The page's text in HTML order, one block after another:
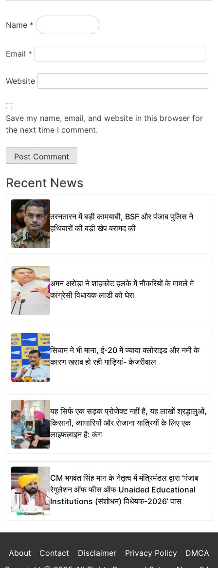
Name *
Email *
Website
Save my name, email, and website in this browser for
the next time I comment.
Recent News
तरनतारन में बड़ी कामयाबी, BSF और पंजाब पुलिस ने
हथियारों की बड़ी खेप बरामद की
अमन अरोड़ा ने शाहकोट हलके में नौकरियों के मामले में
कांग्रेसी विधायक लाडी को घेरा
सियाम ने भी माना, ई-20 में ज्यादा क्लोराइड और नमी के
कारण खराब हो रही गाड़ियां- केजरीवाल
यह सिर्फ एक सड़क प्रोजेक्ट नहीं है, यह लाखों श्रद्धालुओं,
किसानों, व्यापारियों और रोजाना यात्रियों के लिए एक
लाइफलाइन है: कंग
CM भगवंत सिंह मान के नेतृत्व में मंत्रिमंडल द्वारा ‘पंजाब
रेगुलेशन ऑफ फीस ऑफ Unaided Educational
Institutions (संशोधन) विधेयक-2026’ पास
About Contact Disclaimer Privacy Policy
DMCA